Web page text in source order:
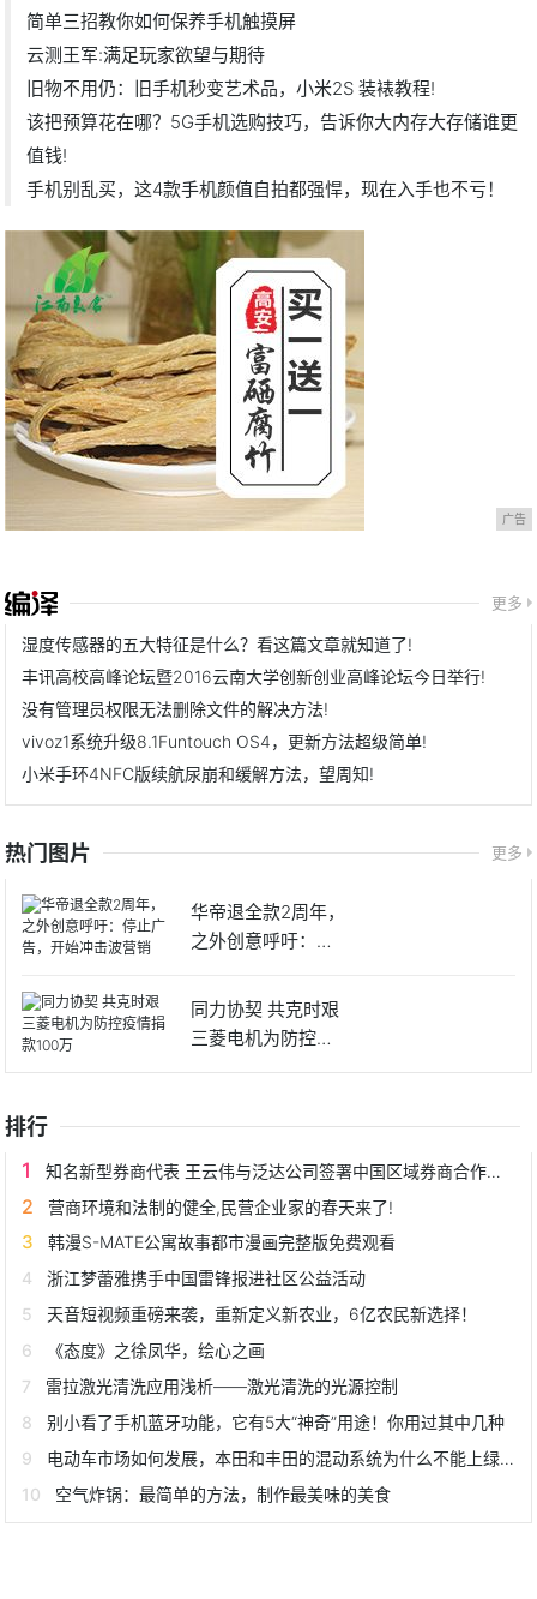
简单三招教你如何保养手机触摸屏
云测王军:满足玩家欲望与期待
旧物不用仍：旧手机秒变艺术品，小米2S 装裱教程!
该把预算花在哪？5G手机选购技巧，告诉你大内存大存储谁更
值钱!
手机别乱买，这4款手机颜值自拍都强悍，现在入手也不亏！
广告
更多
湿度传感器的五大特征是什么？看这篇文章就知道了!
丰讯高校高峰论坛暨2016云南大学创新创业高峰论坛今日举行!
没有管理员权限无法删除文件的解决方法!
vivoz1系统升级8.1Funtouch OS4，更新方法超级简单!
小米手环4NFC版续航尿崩和缓解方法，望周知!
热门图片 更多
华帝退全款2周年，
之外创意呼吁：停
同力协契 共克时艰
三菱电机为防控疫
排行
知名新型券商代表 王云伟与泛达公司签署中国区域券商合作协议
营商环境和法制的健全,民营企业家的春天来了!
韩漫S-MATE公寓故事都市漫画完整版免费观看
浙江梦蕾雅携手中国雷锋报进社区公益活动
天音短视频重磅来袭，重新定义新农业，6亿农民新选择！
《态度》之徐凤华，绘心之画
雷拉激光清洗应用浅析——激光清洗的光源控制
别小看了手机蓝牙功能，它有5大“神奇”用途！你用过其中几种
电动车市场如何发展，本田和丰田的混动系统为什么不能上绿牌？
空气炸锅：最简单的方法，制作最美味的美食